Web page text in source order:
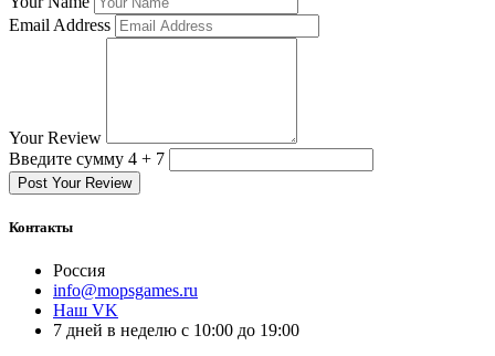
Email Address
Your Review
Введите сумму 4 + 7
Post Your Review
Контакты
Россия
info@mopsgames.ru
Наш VK
7 дней в неделю с 10:00 до 19:00